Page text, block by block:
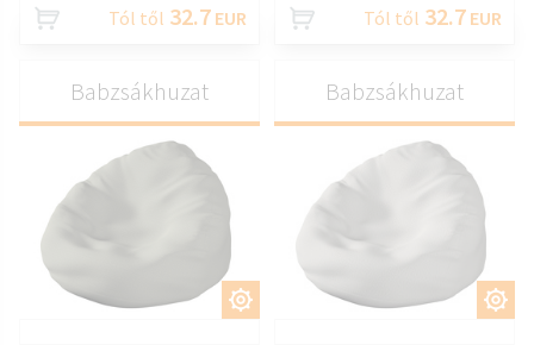
Tól től 32.7 EUR Tól től 32.7 EUR
TESTRESZAB
Babzsákhuzat
TESTRESZAB
Babzsákhuzat